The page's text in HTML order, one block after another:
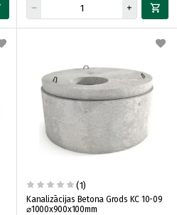
(1)
Kanalizācijas Betona Grods KC 10-09
⌀1000x900x100mm